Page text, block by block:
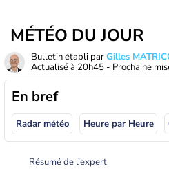
MÉTÉO DU JOUR
Bulletin établi parGilles
Actualisé à 20h45 - Prochaine
En bref
Radar météo Heure par Heure
Résumé de l’expert